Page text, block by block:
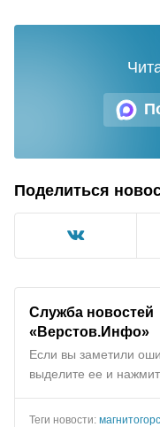
Поделиться
Служба новостей
«Верстов.Инфо»
Если вы заметили
выделите ее и
Теги новости: